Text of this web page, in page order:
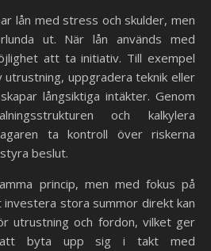
lån med stress och skulder, men
ut. När lån används med
att ta initiativ. Till exempel
utrustning, uppgradera teknik eller
långsiktiga intäkter. Genom
och kalkylera
ta kontroll över riskerna
beslut.
princip, men med fokus på
stora summor direkt kan
utrustning och fordon, vilket ger
att byta upp sig i takt med